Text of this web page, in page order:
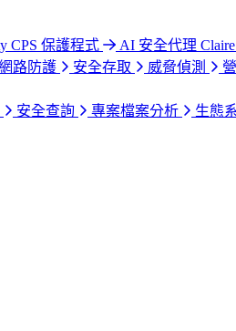
CPS 保護程式
AI 安全代理 Claire
路防護 安全存取 威脅偵測
安全查詢 專案檔案分析
生態